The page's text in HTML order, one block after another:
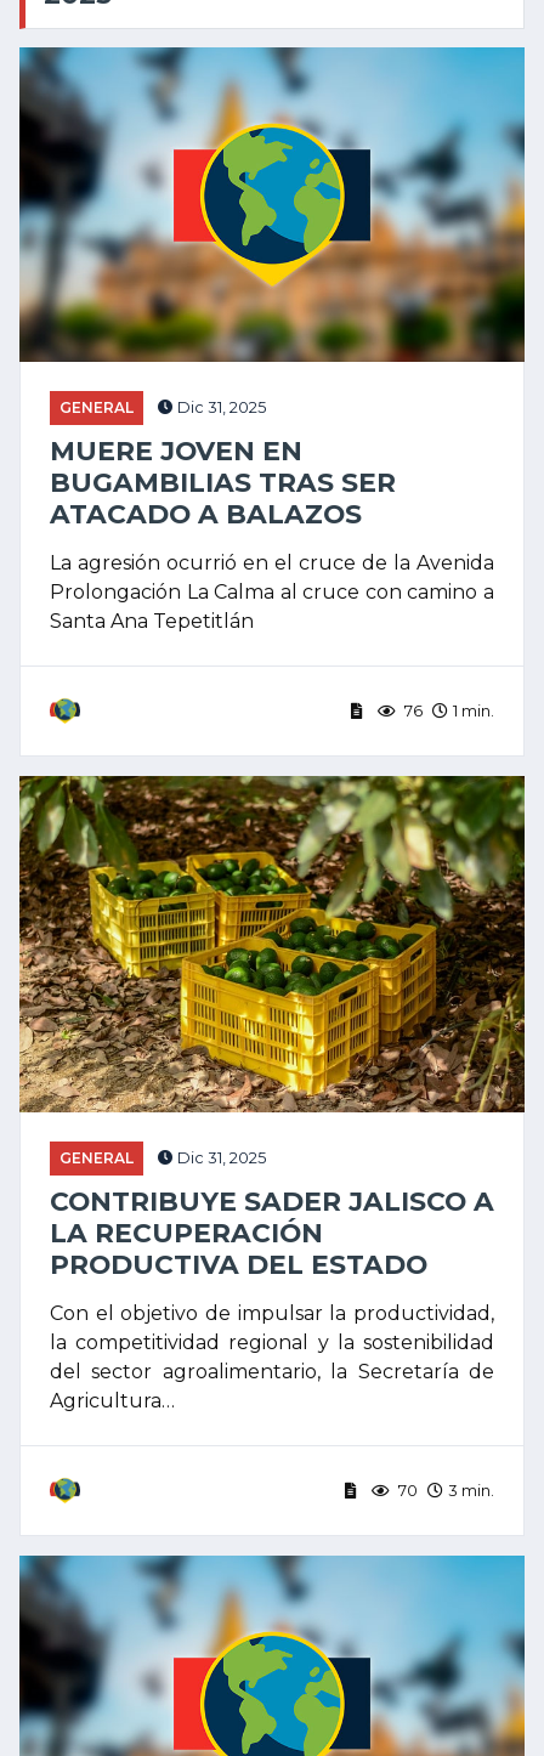
GENERAL Dic 31, 2025
MUERE JOVEN EN
BUGAMBILIAS TRAS SER
ATACADO A BALAZOS
La agresión ocurrió en el cruce de la Avenida
Prolongación La Calma al cruce con camino a
Santa Ana Tepetitlán
76 1 min.
GENERAL Dic 31, 2025
CONTRIBUYE SADER JALISCO A
LA RECUPERACIÓN
PRODUCTIVA DEL ESTADO
Con el objetivo de impulsar la productividad,
la competitividad regional y la sostenibilidad
del sector agroalimentario, la Secretaría de
Agricultura…
70 3 min.